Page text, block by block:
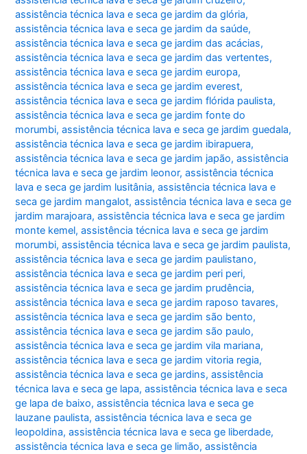
assistência técnica lava e seca ge jardim da glória,
assistência técnica lava e seca ge jardim da saúde,
assistência técnica lava e seca ge jardim das acácias,
assistência técnica lava e seca ge jardim das vertentes,
assistência técnica lava e seca ge jardim europa,
assistência técnica lava e seca ge jardim everest,
assistência técnica lava e seca ge jardim flórida paulista,
assistência técnica lava e seca ge jardim fonte do
morumbi,assistência técnica lava e seca ge jardim guedala,
assistência técnica lava e seca ge jardim ibirapuera,
assistência técnica lava e seca ge jardim japão,assistência
técnica lava e seca ge jardim leonor,assistência técnica
lava e seca ge jardim lusitânia,assistência técnica lava e
seca ge jardim mangalot,assistência técnica lava e seca ge
jardim marajoara,assistência técnica lava e seca ge jardim
monte kemel,assistência técnica lava e seca ge jardim
morumbi,assistência técnica lava e seca ge jardim paulista,
assistência técnica lava e seca ge jardim paulistano,
assistência técnica lava e seca ge jardim peri peri,
assistência técnica lava e seca ge jardim prudência,
assistência técnica lava e seca ge jardim raposo tavares,
assistência técnica lava e seca ge jardim são bento,
assistência técnica lava e seca ge jardim são paulo,
assistência técnica lava e seca ge jardim vila mariana,
assistência técnica lava e seca ge jardim vitoria regia,
assistência técnica lava e seca ge jardins,assistência
técnica lava e seca ge lapa,assistência técnica lava e seca
ge lapa de baixo,assistência técnica lava e seca ge
lauzane paulista,assistência técnica lava e seca ge
leopoldina,assistência técnica lava e seca ge liberdade,
assistência técnica lava e seca ge limão,assistência